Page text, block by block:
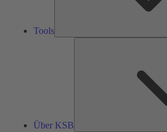
Tools
Über KSB